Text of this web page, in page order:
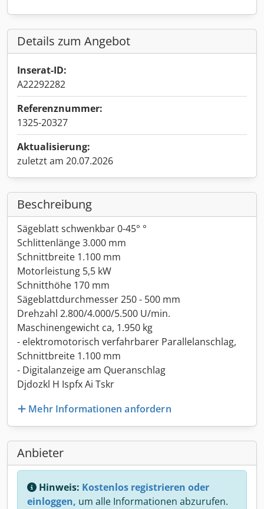
Details zum Angebot
Inserat-ID:
A22292282
Referenznummer:
1325-20327
Aktualisierung:
zuletzt am 20.07.2026
Beschreibung
Sägeblatt schwenkbar 0-45° °
Schlittenlänge 3.000 mm
Schnittbreite 1.100 mm
Motorleistung 5,5 kW
Schnitthöhe 170 mm
Sägeblattdurchmesser 250 - 500 mm
Drehzahl 2.800/4.000/5.500 U/min.
Maschinengewicht ca, 1.950 kg
- elektromotorisch verfahrbarer Parallelanschlag,
Schnittbreite 1.100 mm
- Digitalanzeige am Queranschlag
Djdozkl H Ispfx Ai Tskr
Mehr Informationen anfordern
Anbieter
Hinweis: Kostenlos registrieren oder
einloggen, um alle Informationen abzurufen.